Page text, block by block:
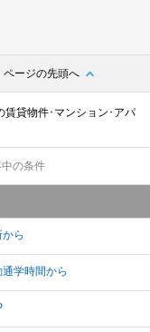
ページの先頭へ
賃貸物件･マンション･アパ
中の条件
から
通学時間から